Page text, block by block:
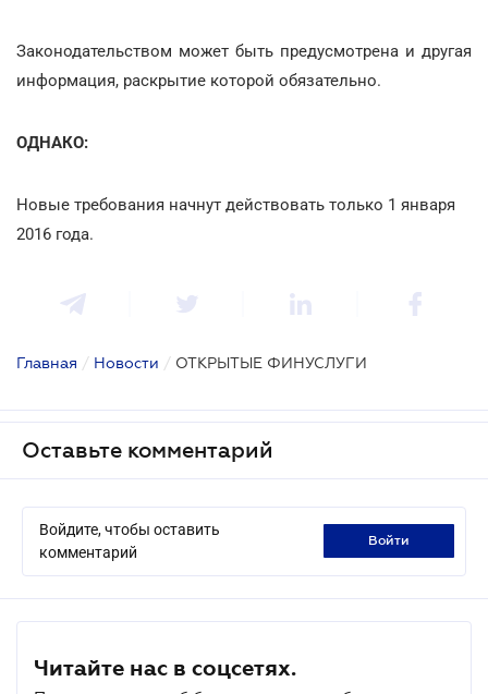
Законодательством может быть предусмотрена и другая
информация, раскрытие которой обязательно.
ОДНАКО:
Новые требования начнут действовать только 1 января
2016 года.
Главная / Новости / ОТКРЫТЫЕ ФИНУСЛУГИ
Оставьте комментарий
Войдите, чтобы оставить
комментарий
войти
Читайте нас в соцсетях.